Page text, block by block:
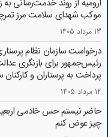
ارومیه از روند خدمت‌رسانی به
موکب شهدای سلامت مرز
13 مرداد 1405
درخواست سازمان نظام
رئیس‌جمهور برای بازنگری
پرداخت به پرستاران و
12 مرداد 1405
حاضر نیستم حس خادمی
چیز عوض کنم